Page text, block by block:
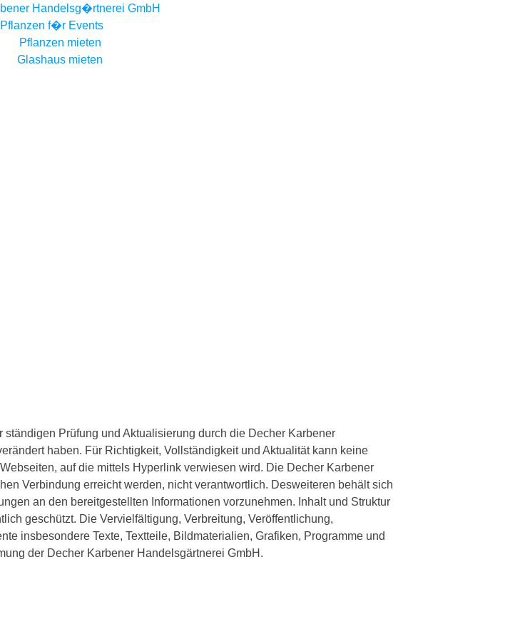
Pflanzen mieten
Glashaus mieten
Prüfung und Aktualisierung durch die Decher Karbener
haben. Für Richtigkeit, Vollständigkeit und Aktualität kann keine
auf die mittels Hyperlink verwiesen wird. Die Decher Karbener
Verbindung erreicht werden, nicht verantwortlich. Desweiteren behält sich
an den bereitgestellten Informationen vorzunehmen. Inhalt und Struktur
geschützt. Die Vervielfältigung, Verbreitung, Veröffentlichung,
insbesondere Texte, Textteile, Bildmaterialien, Grafiken, Programme und
der Decher Karbener Handelsgärtnerei GmbH.